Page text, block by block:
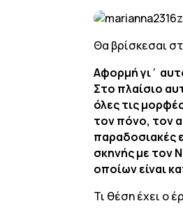
Θα βρίσκεσαι
Αφορμή γι΄
Στο πλαίσιο
όλες τις
τον πόνο, τον
παραδοσιακές
σκηνής με τον
οποίων είναι
Τι θέση έχει ο